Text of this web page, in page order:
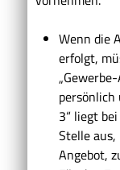
Wenn die
erfolgt,
persönlich
3“ liegt
Stelle
Angebot,